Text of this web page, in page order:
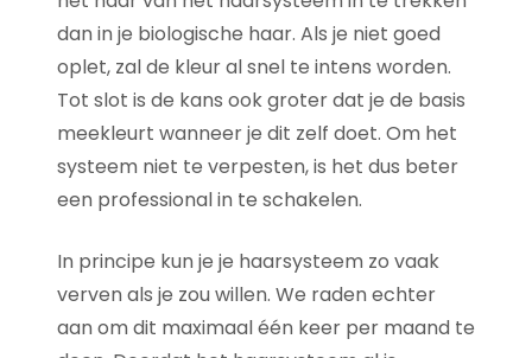
dan in je biologische haar. Als je niet goed
oplet, zal de kleur al snel te intens worden.
Tot slot is de kans ook groter dat je de basis
meekleurt wanneer je dit zelf doet. Om het
systeem niet te verpesten, is het dus beter
een professional in te schakelen.
In principe kun je je haarsysteem zo vaak
verven als je zou willen. We raden echter
aan om dit maximaal één keer per maand te